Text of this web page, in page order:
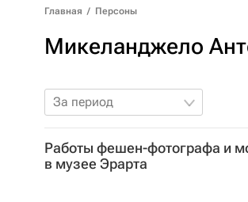
Главная / Персоны
Микеланджело
За период
Работы фешен-фотографа и
в музее Эрарта